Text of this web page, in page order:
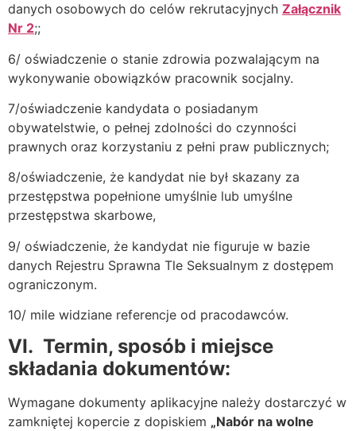
danych osobowych do celów rekrutacyjnych Załącznik
Nr 2;;
6/ oświadczenie o stanie zdrowia pozwalającym na
wykonywanie obowiązków pracownik socjalny.
7/oświadczenie kandydata o posiadanym
obywatelstwie, o pełnej zdolności do czynności
prawnych oraz korzystaniu z pełni praw publicznych;
8/oświadczenie, że kandydat nie był skazany za
przestępstwa popełnione umyślnie lub umyślne
przestępstwa skarbowe,
9/ oświadczenie, że kandydat nie figuruje w bazie
danych Rejestru Sprawna Tle Seksualnym z dostępem
ograniczonym.
10/ mile widziane referencje od pracodawców.
VI. Termin, sposób i miejsce
składania dokumentów:
Wymagane dokumenty aplikacyjne należy dostarczyć w
zamkniętej kopercie z dopiskiem „Nabór na wolne